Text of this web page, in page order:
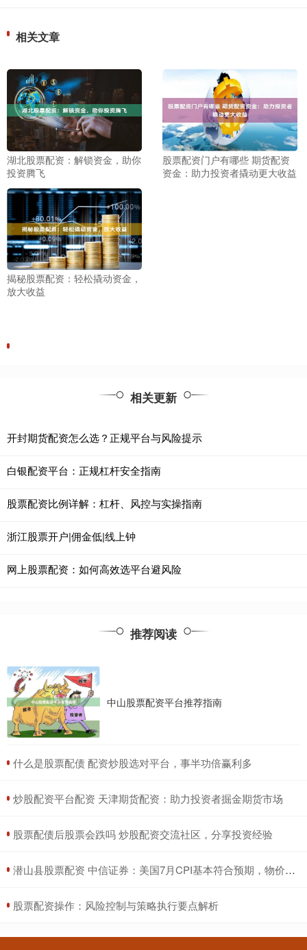
相关文章
湖北股票配资：解锁资金，助你
投资腾飞
股票配资门户有哪些 期货配资
资金：助力投资者撬动更大收益
揭秘股票配资：轻松撬动资金，
放大收益
相关更新
开封期货配资怎么选？正规平台与风险提示
白银配资平台：正规杠杆安全指南
股票配资比例详解：杠杆、风控与实操指南
浙江股票开户|佣金低|线上钟
网上股票配资：如何高效选平台避风险
推荐阅读
中山股票配资平台推荐指南
​什么是股票配债 配资炒股选对平台，事半功倍赢利多
​炒股配资平台配资 天津期货配资：助力投资者掘金期货市场
​股票配债后股票会跌吗 炒股配资交流社区，分享投资经验
​潜山县股票配资 中信证券：美国7月CPI基本符合预期，物价降温趋势延续
​股票配资操作：风险控制与策略执行要点解析